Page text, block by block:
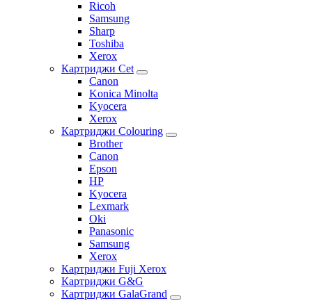
Ricoh
Samsung
Sharp
Toshiba
Xerox
Картриджи Cet
Canon
Konica Minolta
Kyocera
Xerox
Картриджи Colouring
Brother
Canon
Epson
HP
Kyocera
Lexmark
Oki
Panasonic
Samsung
Xerox
Картриджи Fuji Xerox
Картриджи G&G
Картриджи GalaGrand